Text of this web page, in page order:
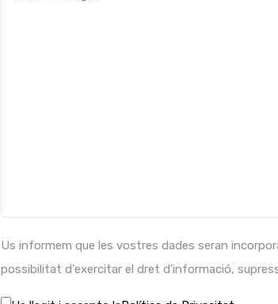
Us informem que les vostres dades seran
possibilitat d'exercitar el dret d'informació,